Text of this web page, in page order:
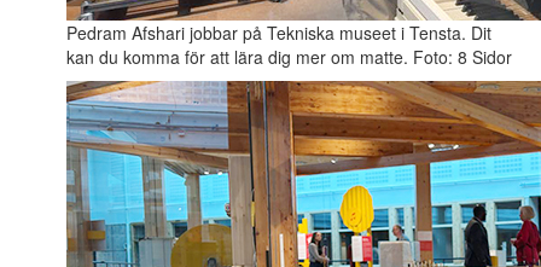
Pedram Afshari jobbar på Tekniska museet i Tensta. Dit
kan du komma för att lära dig mer om matte. Foto: 8 Sidor